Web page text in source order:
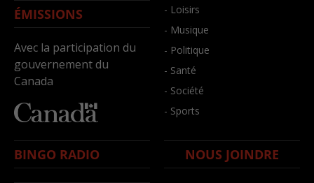
ÉMISSIONS
Avec la participation du
gouvernement du
Canada
- Loisirs
- Musique
- Politique
- Santé
- Société
- Sports
BINGO RADIO NOUS JOINDRE